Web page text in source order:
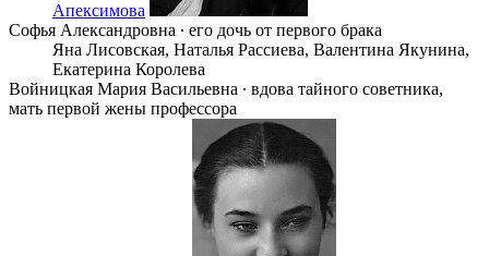
Апексимова
Софья Александровна ∙ его дочь от первого брака
Яна Лисовская, Наталья Рассиева, Валентина Якунина,
Екатерина Королева
Войницкая Мария Васильевна ∙ вдова тайного советника,
мать первой жены профессора